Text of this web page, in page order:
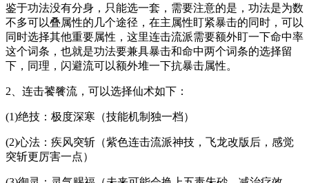
鉴于功法没有分身，只能选一套，需要注意的是，功法是为数
不多可以叠属性的几个途径，在主属性盯紧暴击的同时，可以
同时选择其他重要属性，这里连击流派需要额外盯一下命中率
这个词条，也就是功法要兼具暴击和命中两个词条的选择留
下，同理，闪避流可以额外堆一下抗暴击属性。
2、连击饕餮流，可以选择仙术如下：
(1)绝技：极度深寒（技能机制独一档）
(2)心法：疾风突斩（紫色连击流派神技，飞龙改版后，感觉
突斩更厉害一点）